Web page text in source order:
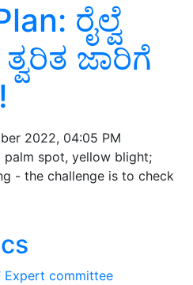
ರೈಲ್ವೆ
ಜಾರಿಗೆ
2022, 04:05 PM
palm spot, yellow blight;
- the challenge is to check
Expert committee